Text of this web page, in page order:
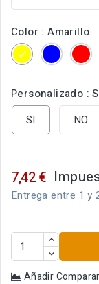
Color : Amarillo
AmarilloAzul
Personalizado :
SI
NO
7,42 €
Entrega entre 1 y
Añadir Comparar